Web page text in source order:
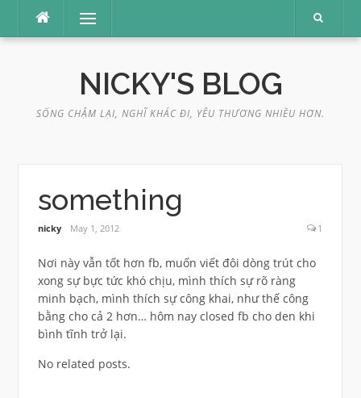
content
Menu
NICKY'S BLOG
SỐNG CHẬM LẠI, NGHĨ KHÁC ĐI, YÊU THƯƠNG NHIỀU HƠN.
something
nicky May 1, 2012 1
Nơi này vẫn tốt hơn fb, muốn viết đôi dòng trút cho
xong sự bực tức khó chịu, mình thích sự rõ ràng
minh bạch, mình thích sự công khai, như thế công
bằng cho cả 2 hơn… hôm nay closed fb cho den khi
bình tĩnh trở lại.
No related posts.